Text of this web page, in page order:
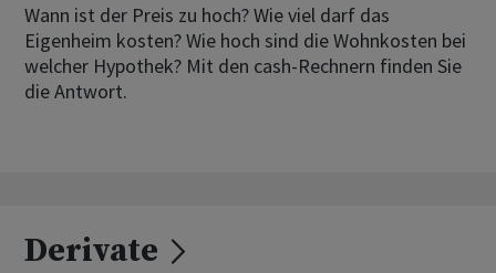
Wann ist der Preis zu hoch? Wie viel darf das
Eigenheim kosten? Wie hoch sind die Wohnkosten bei
welcher Hypothek? Mit den cash-Rechnern finden Sie
die Antwort.
Derivate